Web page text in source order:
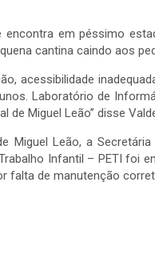
encontra em péssimo
cantina caindo aos
acessibilidade
Laboratório de
Miguel Leão” disse
Miguel Leão, a
Infantil – PETI foi
falta de manutenção